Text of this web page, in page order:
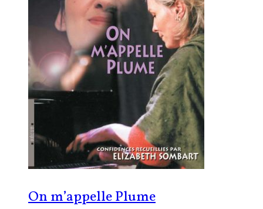
On m’appelle Plume